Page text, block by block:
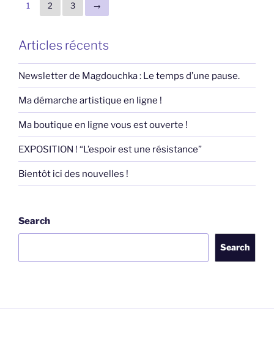
1 2 3 →
Articles récents
Newsletter de Magdouchka : Le temps d’une pause.
Ma démarche artistique en ligne !
Ma boutique en ligne vous est ouverte !
EXPOSITION ! “L’espoir est une résistance”
Bientôt ici des nouvelles !
Search
Search